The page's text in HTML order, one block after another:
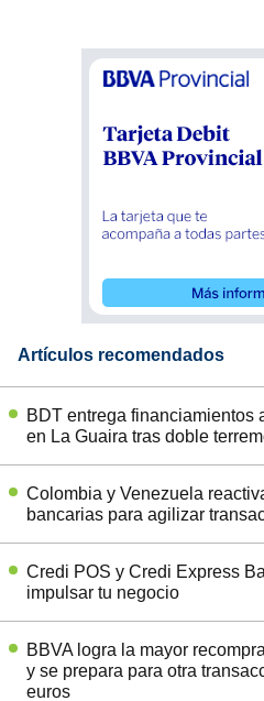
Artículos recomendados
BDT entrega financiamientos
en La Guaira tras doble
Colombia y Venezuela
bancarias para agilizar
Credi POS y Credi Express
impulsar tu negocio
BBVA logra la mayor
y se prepara para otra
euros